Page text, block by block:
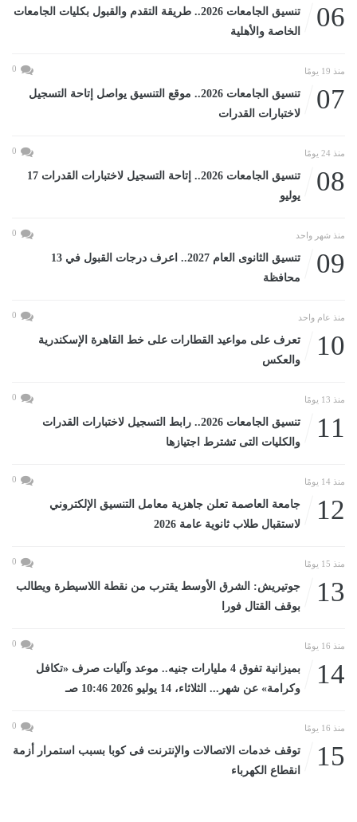
06
تنسيق الجامعات 2026.. طريقة التقدم والقبول بكليات الجامعات
الخاصة والأهلية
منذ 19 يومًا 0
07
تنسيق الجامعات 2026.. موقع التنسيق يواصل إتاحة التسجيل
لاختبارات القدرات
منذ 24 يومًا 0
08
تنسيق الجامعات 2026.. إتاحة التسجيل لاختبارات القدرات 17
يوليو
منذ شهر واحد 0
09
تنسيق الثانوى العام 2027.. اعرف درجات القبول في 13
محافظة
منذ عام واحد 0
10
تعرف على مواعيد القطارات على خط القاهرة الإسكندرية
والعكس
منذ 13 يومًا 0
11
تنسيق الجامعات 2026.. رابط التسجيل لاختبارات القدرات
والكليات التى تشترط اجتيازها
منذ 14 يومًا 0
12
جامعة العاصمة تعلن جاهزية معامل التنسيق الإلكتروني
لاستقبال طلاب ثانوية عامة 2026
منذ 15 يومًا 0
13
جوتيريش: الشرق الأوسط يقترب من نقطة اللاسيطرة ويطالب
بوقف القتال فورا
منذ 16 يومًا 0
14
بميزانية تفوق 4 مليارات جنيه.. موعد وآليات صرف «تكافل
وكرامة» عن شهر... الثلاثاء، 14 يوليو 2026 10:46 صـ
منذ 16 يومًا 0
15
توقف خدمات الاتصالات والإنترنت فى كوبا بسبب استمرار أزمة
انقطاع الكهرباء